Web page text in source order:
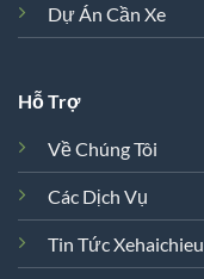
Dự Án Cần Xe
Hỗ Trợ
Về Chúng Tôi
Các Dịch Vụ
Tin Tức Xehaichieu